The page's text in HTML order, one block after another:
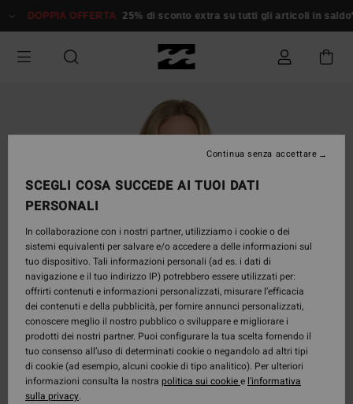
alle
prodotto
DOPPIA OFFERTA 25% di sconto extra su tutti gli articoli in saldo*
SCEGLI COSA SUCCEDE AI TUOI DATI
PERSONALI
In collaborazione con i nostri partner, utilizziamo i cookie o dei
sistemi equivalenti per salvare e/o accedere a delle informazioni sul
tuo dispositivo. Tali informazioni personali (ad es. i dati di
navigazione e il tuo indirizzo IP) potrebbero essere utilizzati per:
offrirti contenuti e informazioni personalizzati, misurare l’efficacia
dei contenuti e della pubblicità, per fornire annunci personalizzati,
conoscere meglio il nostro pubblico o sviluppare e migliorare i
prodotti dei nostri partner. Puoi configurare la tua scelta fornendo il
tuo consenso all’uso di determinati cookie o negandolo ad altri tipi
di cookie (ad esempio, alcuni cookie di tipo analitico). Per ulteriori
informazioni consulta la nostra politica sui cookiee l'informativa
sulla privacy.
Continua senza accettare